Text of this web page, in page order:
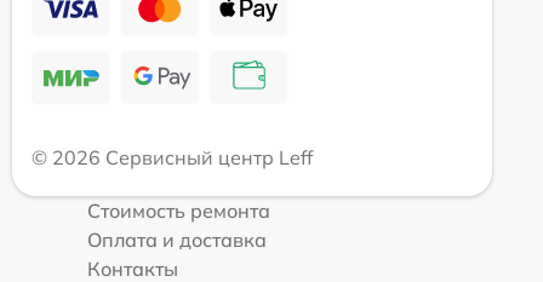
© 2026 Сервисный центр Leff
Стоимость ремонта
Оплата и доставка
Контакты